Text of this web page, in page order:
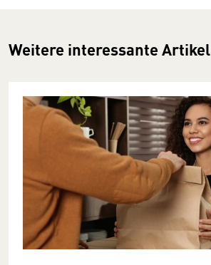
Weitere interessante Artikel